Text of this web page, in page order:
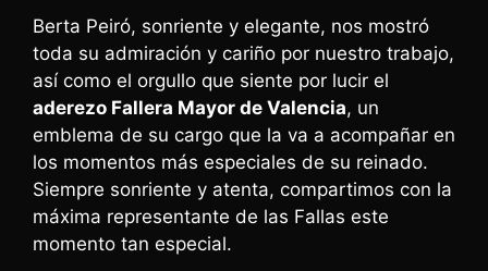
Berta Peiró, sonriente y elegante, nos mostró
toda su admiración y cariño por nuestro trabajo,
así como el orgullo que siente por lucir el
aderezo Fallera Mayor de Valencia, un
emblema de su cargo que la va a acompañar en
los momentos más especiales de su reinado.
Siempre sonriente y atenta, compartimos con la
máxima representante de las Fallas este
momento tan especial.